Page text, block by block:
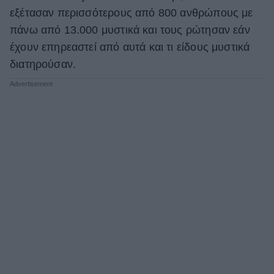
εξέτασαν περισσότερους από 800 ανθρώπους με
πάνω από 13.000 μυστικά και τους ρώτησαν εάν
έχουν επηρεαστεί από αυτά και τι είδους μυστικά
διατηρούσαν.